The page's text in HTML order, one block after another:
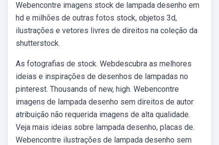
Webencontre imagens stock de lampada desenho em
hd e milhões de outras fotos stock, objetos 3d,
ilustrações e vetores livres de direitos na coleção da
shutterstock.
As fotografias de stock. Webdescubra as melhores
ideias e inspirações de desenhos de lampadas no
pinterest. Thousands of new, high. Webencontre
imagens de lampada desenho sem direitos de autor
atribuição não requerida imagens de alta qualidade.
Veja mais ideias sobre lampada desenho, placas de.
Webencontre ilustrações de lampada desenho sem